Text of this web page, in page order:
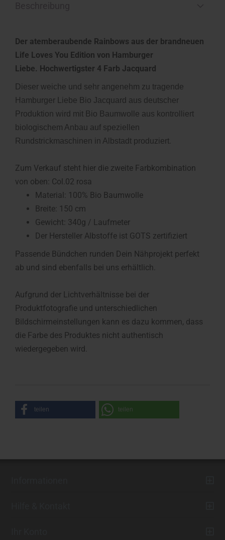
Der atemberaubende Rainbows aus der brandneuen
Life Loves You Edition von Hamburger
Liebe. Hochwertigster 4 Farb Jacquard
Dieser weiche und sehr angenehm zu tragende
Hamburger Liebe Bio Jacquard aus deutscher
Produktion wird mit Bio Baumwolle aus kontrolliert
biologischem Anbau auf speziellen
Rundstrickmaschinen in Albstadt produziert
Zum Verkauf steht hier die zweite Farbkombination
von oben: Col.02 rosa
Material: 100% Bio Baumwolle
Breite: 150 cm
Gewicht: 340g / Laufmeter
Der Hersteller Albstoffe ist GOTS zertifiziert
Passende Bündchen runden Dein Nähprojekt perfekt
ab und sind ebenfalls bei uns erhältlich.
Aufgrund der Lichtverhältnisse bei der
Produktfotografie und unterschiedlichen
Bildschirmeinstellungen kann es dazu kommen, dass
die Farbe des Produktes nicht authentisch
wiedergegeben wird.
teilen teilen